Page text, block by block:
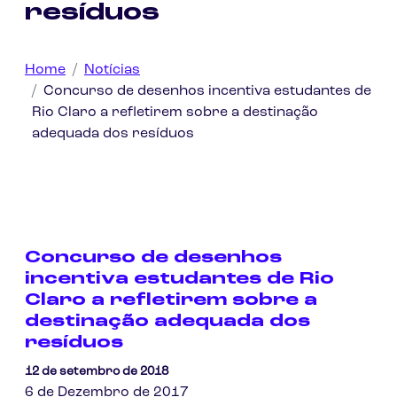
resíduos
Home
Notícias
Concurso de desenhos incentiva estudantes de
Rio Claro a refletirem sobre a destinação
adequada dos resíduos
Concurso de desenhos
incentiva estudantes de Rio
Claro a refletirem sobre a
destinação adequada dos
resíduos
12 de setembro de 2018
6 de Dezembro de 2017